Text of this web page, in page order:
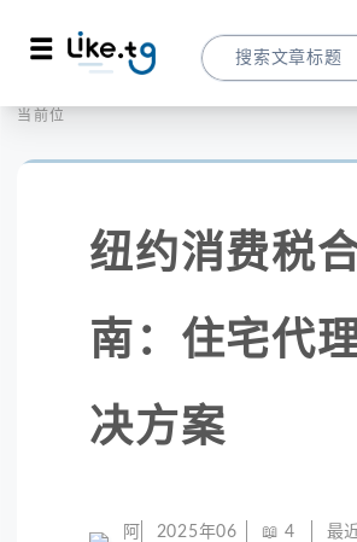
当前位置：
纽约消费税
南：住宅代
决方案
阿
2025年06
📖4
最